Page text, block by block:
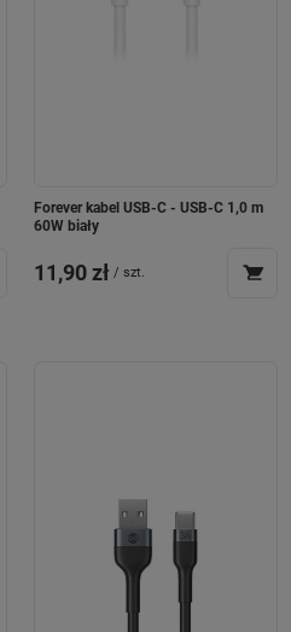
Forever kabel USB-C - USB-C 1,0 m
60W biały
11,90 zł / szt.